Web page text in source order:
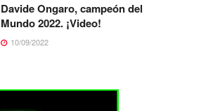
Davide Ongaro, campeón del
Mundo 2022. ¡Video!
10/09/2022